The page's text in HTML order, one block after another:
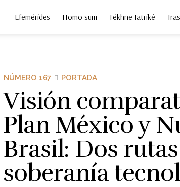
Efemérides Homo sum Tékhne Iatriké
NÚMERO 167 PORTADA
Visión
Plan México y
Brasil: Dos
soberanía